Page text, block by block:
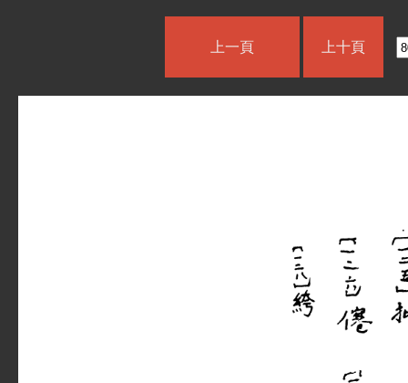
上一頁 上十頁